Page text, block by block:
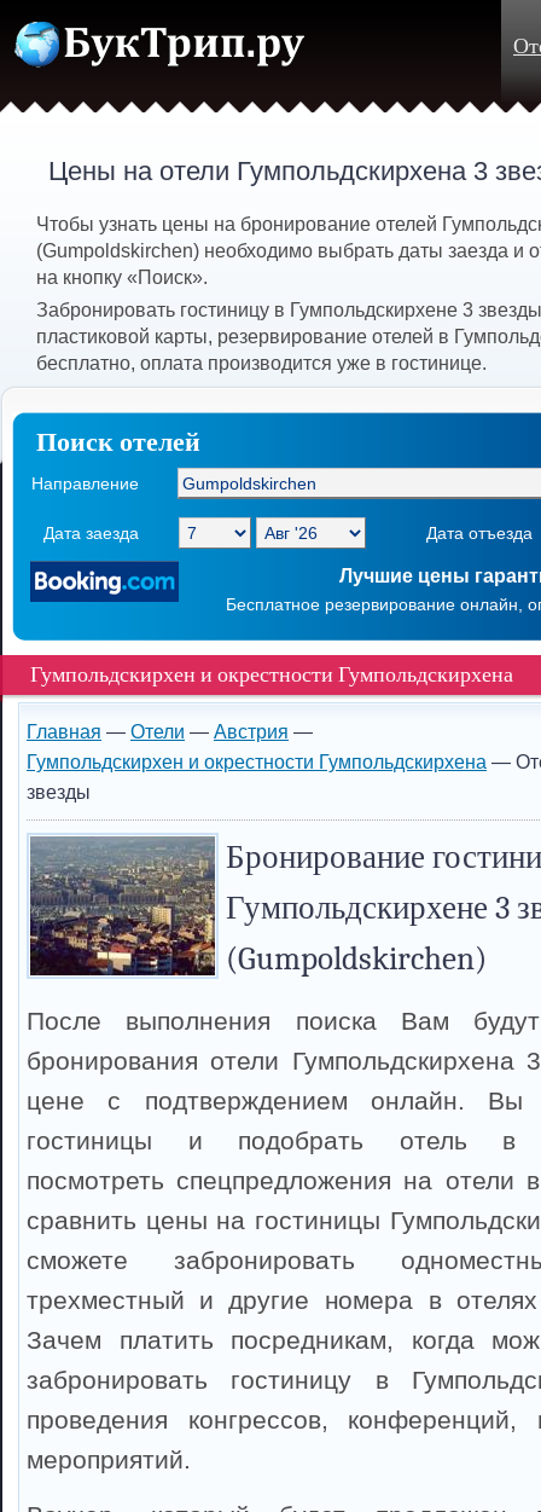
Цены на отели Гумпольдскирхена 3
Чтобы узнать цены на бронирование отелей
(Gumpoldskirchen) необходимо выбрать даты заезда и
на кнопку «Поиск».
Забронировать гостиницу в Гумпольдскирхене 3
пластиковой карты, резервирование отелей в
бесплатно, оплата производится уже в гостинице.
Поиск отелей
Направление
Дата заезда Дата отъезда
Лучшие цены
Бесплатное резервирование онлайн,
Гумпольдскирхен и окрестности Гумпольдскирхена
Главная — Отели — Австрия —
Гумпольдскирхен и окрестности Гумпольдскирхена —
звезды
Бронирование
Гумпольдскирхене 3
(Gumpoldskirchen)
После выполнения поиска Вам
бронирования отели Гумпольдскирхена
цене с подтверждением онлайн. Вы
гостиницы и подобрать отель в
посмотреть спецпредложения на отели
сравнить цены на гостиницы
сможете забронировать
трехместный и другие номера в отелях
Зачем платить посредникам, когда
забронировать гостиницу в
проведения конгрессов, конференций,
мероприятий.